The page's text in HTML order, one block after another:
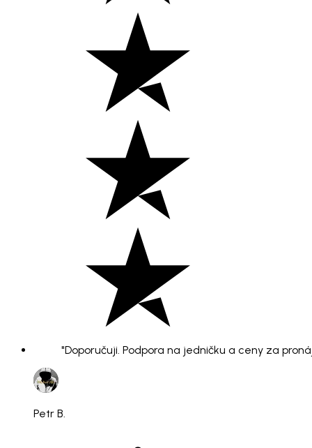
"Doporučuji. Podpora na jedničku a ceny za
Petr B.